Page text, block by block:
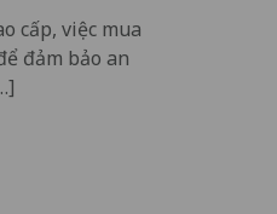
cấp, việc mua
đảm bảo an